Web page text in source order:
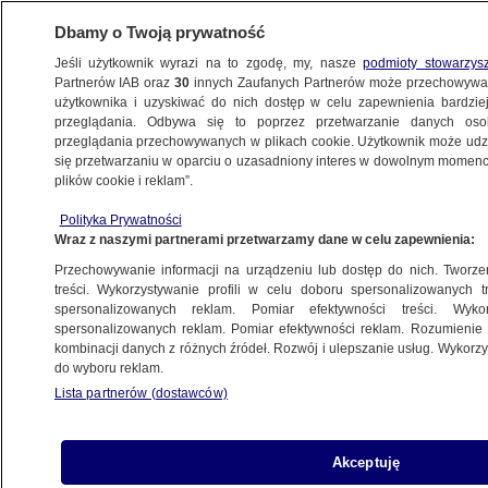
ŚWIAT
Rosji. Lider węgierskiej opozycji reaguje
18.08.2025, 06:47
Posłuchaj artykułu
Czyta lektor AI
Dbamy o Twoją prywatność
Jeśli użytkownik wyrazi na to zgodę, my, naszepodmioty
Partnerów IAB oraz30 innych Zaufanych Partnerów może
użytkownika i uzyskiwać do nich dostęp w celu zapewnienia
przeglądania. Odbywa się to poprzez przetwarzanie danych
przeglądania przechowywanych w plikach cookie. Użytkownik może
się przetwarzaniu w oparciu o uzasadniony interes w dowolnym
plików cookie i reklam”.
Polityka Prywatności
Wraz z naszymi partnerami przetwarzamy dane w celu zapewnienia:
Przechowywanie informacji na urządzeniu lub dostęp do nich.
treści. Wykorzystywanie profili w celu doboru spersonalizowanych
spersonalizowanych reklam. Pomiar efektywności treści.
spersonalizowanych reklam. Pomiar efektywności reklam.
kombinacji danych z różnych źródeł. Rozwój i ulepszanie usług.
do wyboru reklam.
Lista partnerów (dostawców)
Akceptuję